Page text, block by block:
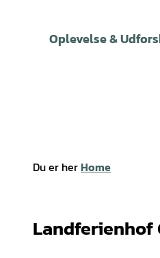
Oplevelse &
Du er herHome
Landferienhof